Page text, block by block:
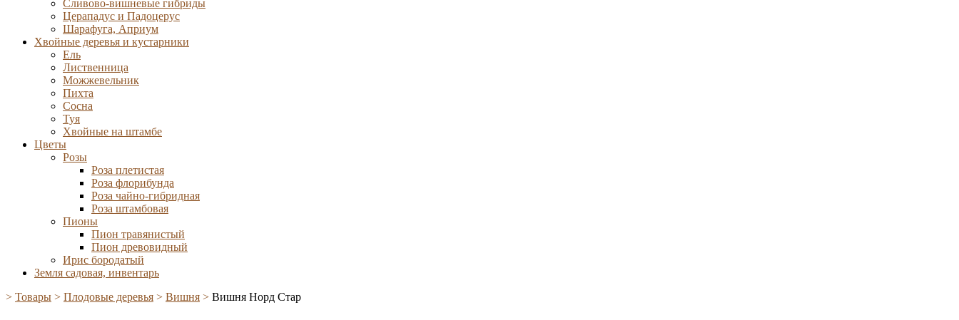
Сливово-вишневые гибриды
Церападус и Падоцерус
Шарафуга, Априум
Хвойные деревья и кустарники
Ель
Лиственница
Можжевельник
Пихта
Сосна
Туя
Хвойные на штамбе
Цветы
Розы
Роза плетистая
Роза флорибунда
Роза чайно-гибридная
Роза штамбовая
Пионы
Пион травянистый
Пион древовидный
Ирис бородатый
Земля садовая, инвентарь
> Товары > Плодовые деревья > Вишня > Вишня Норд Стар